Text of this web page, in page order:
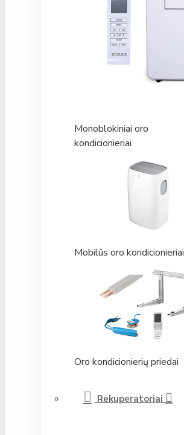
Monoblokiniai oro
kondicionieriai
Mobilūs oro kondicionieriai
Oro kondicionierių priedai
Rekuperatoriai